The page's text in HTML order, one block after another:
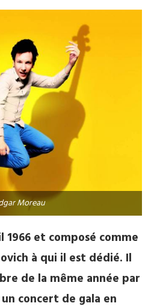
Moreau
et composé comme
à qui il est dédié. Il
de la même année par
concert de gala en